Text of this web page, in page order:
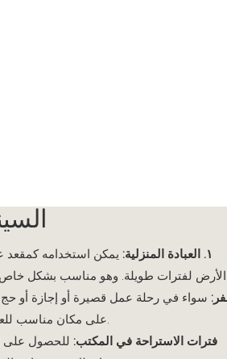
١. العبادة المنزلية:
يمكن استخدامه كمقعد
سواء في رحلة عمل قصيرة أو إجازة أو
على مكان مناسب للعبادة في أي وقت، دون مقاطعة ممارستهم الدينية.
3. فترات الاستراحة في المكتب: للحصول على